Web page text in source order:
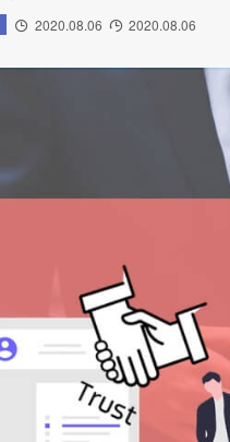
2020.08.06 2020.08.06